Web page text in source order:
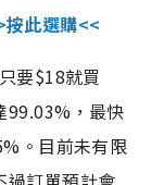
按此選購<<
要$18就買
99.03%，最快
。目前未有限